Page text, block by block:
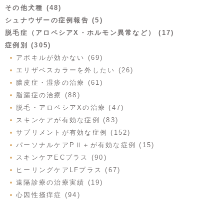
その他犬種 (48)
シュナウザーの症例報告 (5)
脱毛症（アロペシアX・ホルモン異常など） (17)
症例別 (305)
アポキルが効かない (69)
エリザベスカラーを外したい (26)
膿皮症・湿疹の治療 (61)
脂漏症の治療 (88)
脱毛・アロペシアXの治療 (47)
スキンケアが有効な症例 (83)
サプリメントが有効な症例 (152)
パーソナルケアPⅡ＋が有効な症例 (15)
スキンケアECプラス (90)
ヒーリングケアLFプラス (67)
遠隔診療の治療実績 (19)
心因性掻痒症 (94)